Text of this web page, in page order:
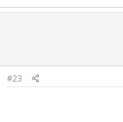
#23